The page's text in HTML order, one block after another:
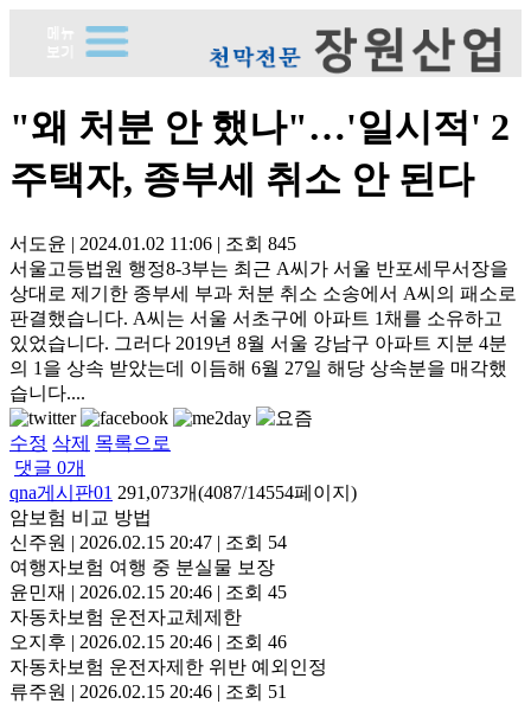
"왜 처분 안 했나"…'일시적' 2
주택자, 종부세 취소 안 된다
서도윤 | 2024.01.02 11:06 | 조회 845
서울고등법원 행정8-3부는 최근 A씨가 서울 반포세무서장을
상대로 제기한 종부세 부과 처분 취소 소송에서 A씨의 패소로
판결했습니다. A씨는 서울 서초구에 아파트 1채를 소유하고
있었습니다. 그러다 2019년 8월 서울 강남구 아파트 지분 4분
의 1을 상속 받았는데 이듬해 6월 27일 해당 상속분을 매각했
습니다....
수정 삭제 목록으로
댓글 0개
qna게시판01 291,073개(4087/14554페이지)
암보험 비교 방법
신주원 | 2026.02.15 20:47 | 조회 54
여행자보험 여행 중 분실물 보장
윤민재 | 2026.02.15 20:46 | 조회 45
자동차보험 운전자교체제한
오지후 | 2026.02.15 20:46 | 조회 46
자동차보험 운전자제한 위반 예외인정
류주원 | 2026.02.15 20:46 | 조회 51